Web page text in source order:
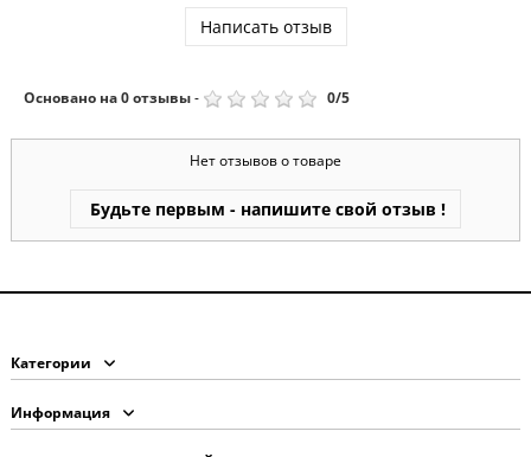
Написать отзыв
Основано на0отзывы- 0/5
Нет отзывов о товаре
Будьте первым - напишите свой отзыв !
Категории
Информация